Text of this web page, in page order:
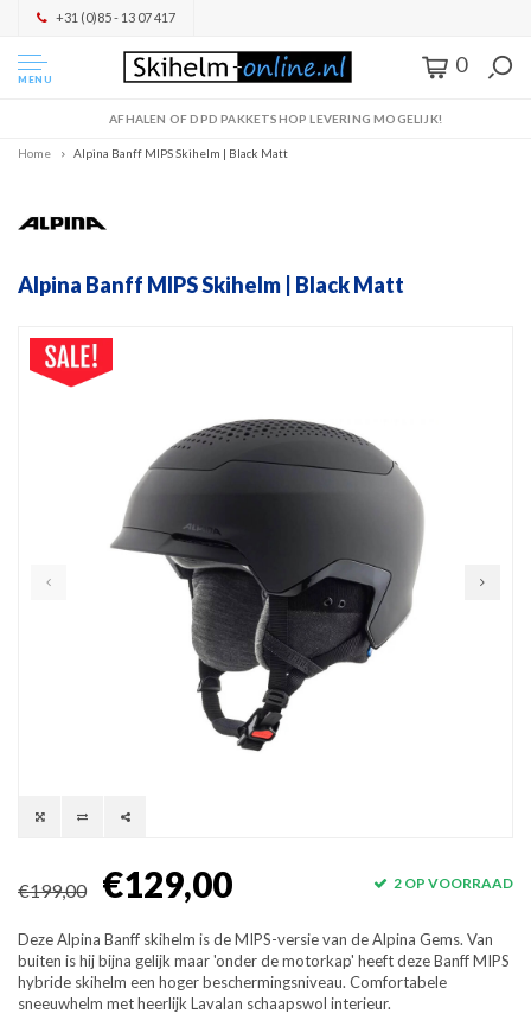
+31 (0)85 - 13 07 417
MENU
0
AFHALEN OF DPD PAKKETSHOP LEVERING MOGELIJK!
Home Alpina Banff MIPS Skihelm | Black Matt
Alpina Banff MIPS Skihelm | Black Matt
€199,00 €129,00 2 OP VOORRAAD
Deze Alpina Banff skihelm is de MIPS-versie van de Alpina Gems. Van
buiten is hij bijna gelijk maar 'onder de motorkap' heeft deze Banff MIPS
hybride skihelm een hoger beschermingsniveau. Comfortabele
sneeuwhelm met heerlijk Lavalan schaapswol interieur.